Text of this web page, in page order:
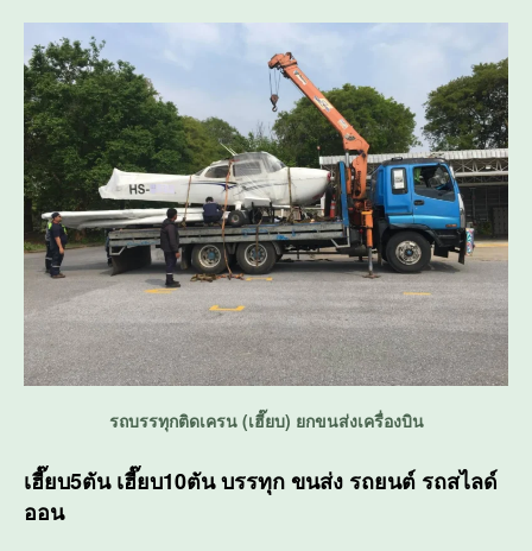
รถบรรทุกติดเครน (เฮี๊ยบ) ยกขนส่งเครื่องบิน
เฮี๊ยบ5ตัน เฮี๊ยบ10ตัน บรรทุก ขนส่ง รถยนต์ รถสไลด์
ออน